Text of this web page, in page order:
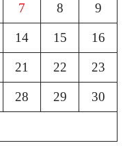
7 8 9
14 15 16
21 22 23
28 29 30